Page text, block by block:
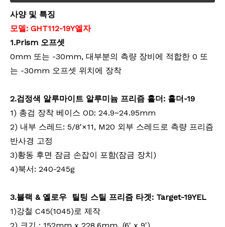
계약자 엘리베이터 삼각대(3.5m) 리튬 측량용 배터리(3.8v,5.2Ah,19.76Wh)
사양 및 특징
모델: GHT112-19Y엘자
1.Prism 오프셋
0mm 또는 -30mm, 대부분의 측량 장비에 적합한 0 또
는 -30mm 오프셋 위치에 장착
2.검정색 알루마이트 알루미늄 프리즘 홀더: 홀더-19
1) 총검 장착 베이스 OD: 24.9~24.95mm
2) 내부 스레드: 5/8'×11, M20 외부 스레드로 측량 프리즘
반사경 고정
3)황동 후면 잠금 손잡이 포함(잠금 장치)
4)북서: 240-245g
3.블랙 & 옐로우
틸팅 스틸 프리즘 타겟: Target-19YEL
1)강철 C45(1045)로 제작